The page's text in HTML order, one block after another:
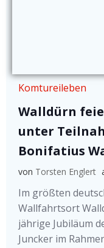
Komtureileben
Walldürn
unter
Bonifatius
von Torsten Englert
Im größten
Wallfahrtsort
jährige Jubiläum
Juncker im